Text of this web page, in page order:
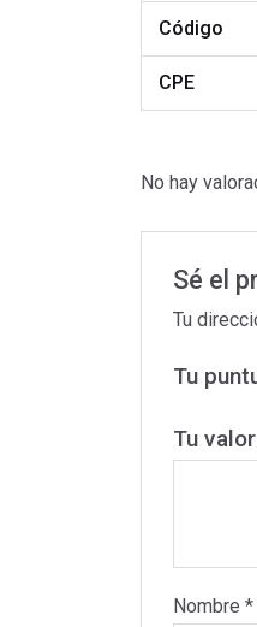
Código
CPE
No hay
Sé el
Tu
Tu
Tu
Nombre*